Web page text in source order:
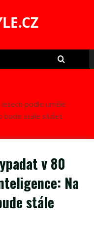
letech podle umělé
bude stále slušet
v 80
Na
stále